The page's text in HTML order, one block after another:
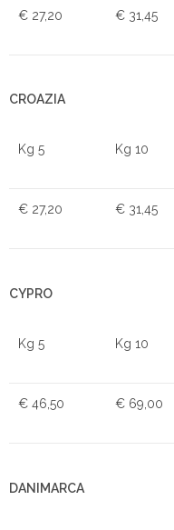
€ 27,20 € 31,45
CROAZIA
Kg 5 Kg 10
€ 27,20 € 31,45
CYPRO
Kg 5 Kg 10
€ 46,50 € 69,00
DANIMARCA